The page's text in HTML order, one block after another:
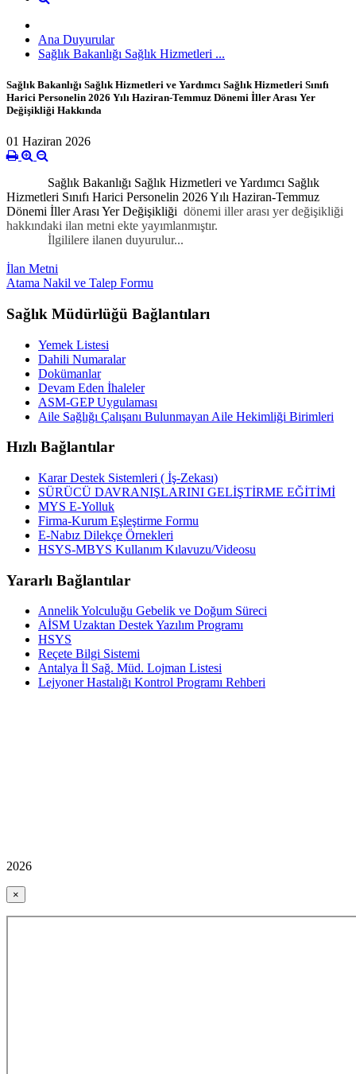
Ana Duyurular
Sağlık Bakanlığı Sağlık Hizmetleri ...
Sağlık Bakanlığı Sağlık Hizmetleri ve Yardımcı Sağlık Hizmetleri Sınıfı
Harici Personelin 2026 Yılı Haziran-Temmuz Dönemi İller Arası Yer
Değişikliği Hakkında
01 Haziran 2026
Sağlık Bakanlığı Sağlık Hizmetleri ve Yardımcı Sağlık
Hizmetleri Sınıfı Harici Personelin 2026 Yılı Haziran-Temmuz
Dönemi İller Arası Yer Değişikliği dönemi iller arası yer değişikliği
hakkındaki ilan metni ekte yayımlanmıştır.
İlgililere ilanen duyurulur...
İlan Metni
Atama Nakil ve Talep Formu
Sağlık Müdürlüğü Bağlantıları
Yemek Listesi
Dahili Numaralar
Dokümanlar
Devam Eden İhaleler
ASM-GEP Uygulaması
Aile Sağlığı Çalışanı Bulunmayan Aile Hekimliği Birimleri
Hızlı Bağlantılar
Karar Destek Sistemleri ( İş-Zekası)
SÜRÜCÜ DAVRANIŞLARINI GELİŞTİRME EĞİTİMİ
MYS E-Yolluk
Firma-Kurum Eşleştirme Formu
E-Nabız Dilekçe Örnekleri
HSYS-MBYS Kullanım Kılavuzu/Videosu
Yararlı Bağlantılar
Annelik Yolculuğu Gebelik ve Doğum Süreci
AİSM Uzaktan Destek Yazılım Programı
HSYS
Reçete Bilgi Sistemi
Antalya İl Sağ. Müd. Lojman Listesi
Lejyoner Hastalığı Kontrol Programı Rehberi
2026
×